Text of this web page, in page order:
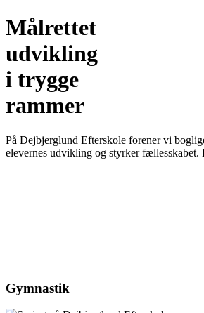
Målrettet
udvikling
i trygge
rammer
På Dejbjerglund Efterskole forener vi
elevernes udvikling og styrker
Gymnastik